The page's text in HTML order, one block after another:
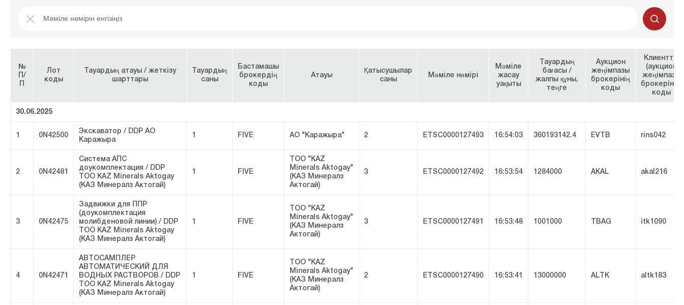
№
П/
Лот
коды
Тауардың атауы / жеткізу
шарттары
Тауардың
саны
Бастамашы
брокердің
коды
Атауы
Қатысушылар
саны
Мәміле нөмірі
Мәміле
жасау
уақыты
Тауардың
бағасы /
жалпы құны,
теңге
Аукцион
жеңімпазы
брокерінің
коды
Клиенттің
(аукцион
жеңімпазы
брокерінің)
коды
30.06.2025
1 0N42500
Экскаватор / DDP АО
Каражыра
1 FIVE АО "Каражыра" 2 ETSC0000127493 16:54:03 360193142.4 EVTB rins042
2 0N42481
Система АПС
доукомплектация / DDP
ТОО KAZ Minerals Aktogay
(КАЗ Минералз Актогай)
1 FIVE
ТОО "KAZ
Minerals Aktogay"
(КАЗ Минералз
Актогай)
3 ETSC0000127492 16:53:54 1284000 AKAL akal216
3 0N42475
Задвижки для ППР
(доукомплектация
молибденовой линии) / DDP
ТОО KAZ Minerals Aktogay
(КАЗ Минералз Актогай)
1 FIVE
ТОО "KAZ
Minerals Aktogay"
(КАЗ Минералз
Актогай)
3 ETSC0000127491 16:53:48 1001000 TBAG itk1090
4 0N42471
АВТОСАМПЛЕР
АВТОМАТИЧЕСКИЙ ДЛЯ
ВОДНЫХ РАСТВОРОВ / DDP
ТОО KAZ Minerals Aktogay
(КАЗ Минералз Актогай)
1 FIVE
ТОО "KAZ
Minerals Aktogay"
(КАЗ Минералз
Актогай)
2 ETSC0000127490 16:53:41 13000000 ALTK altk183